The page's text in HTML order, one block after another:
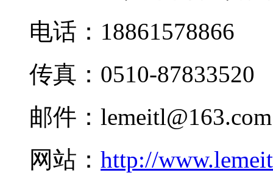
电话：18861578866
传真：0510-87833520
邮件：lemeitl@163.com
网站： http://